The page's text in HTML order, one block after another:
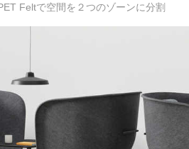
Feltで空間を２つのゾーンに分割